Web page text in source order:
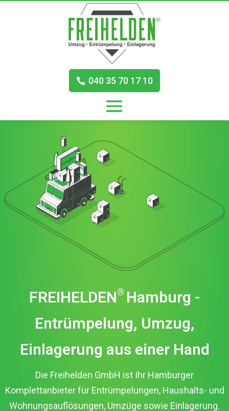
040 35 70 17 10
FREIHELDEN® Hamburg -
Entrümpelung, Umzug,
Einlagerung aus einer Hand
Die Freihelden GmbH ist Ihr Hamburger
Komplettanbieter für Entrümpelungen, Haushalts- und
Wohnungsauflösungen, Umzüge sowie Einlagerung.